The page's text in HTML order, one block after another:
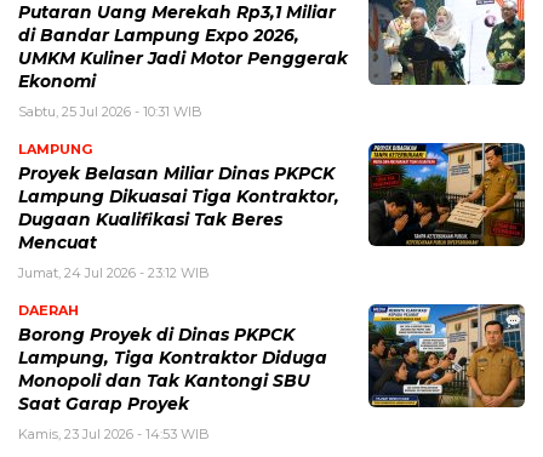
Putaran Uang Merekah Rp3,1 Miliar
di Bandar Lampung Expo 2026,
UMKM Kuliner Jadi Motor Penggerak
Ekonomi
Sabtu, 25 Jul 2026 - 10:31 WIB
LAMPUNG
Proyek Belasan Miliar Dinas PKPCK
Lampung Dikuasai Tiga Kontraktor,
Dugaan Kualifikasi Tak Beres
Mencuat
Jumat, 24 Jul 2026 - 23:12 WIB
DAERAH
Borong Proyek di Dinas PKPCK
Lampung, Tiga Kontraktor Diduga
Monopoli dan Tak Kantongi SBU
Saat Garap Proyek
Kamis, 23 Jul 2026 - 14:53 WIB